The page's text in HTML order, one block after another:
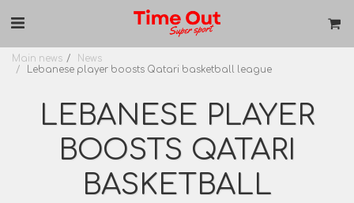
Main news
News
Lebanese player boosts Qatari basketball league
LEBANESE PLAYER
BOOSTS QATARI
BASKETBALL